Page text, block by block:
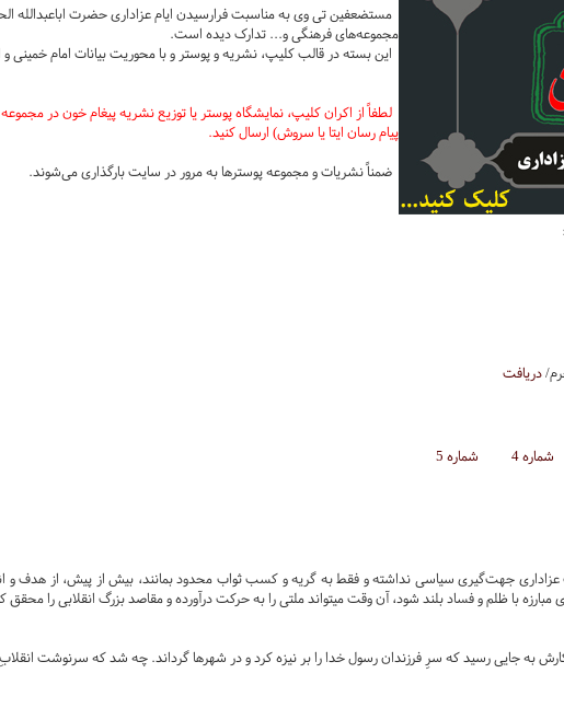
مستضعفین تی وی به مناسبت فرارسیدن ایام عزاداری حضرت اباعبدالله
مجموعه‌های فرهنگی و... تدارک دیده است.
این بسته در قالب کلیپ، نشریه و پوستر و با محوریت بیانات امام
پیام رسان ایتا یا سروش) ارسال کنید.
ضمناً نشریات و مجموعه پوسترها به مرور در سایت بارگذاری می‌شوند.
دریافت
شماره 4 شماره 5
جهت­‌گیری سیاسی نداشته و فقط به گریه و کسب ثواب محدود بمانند، بیش از پیش، از هدف و
با ظلم و فساد بلند شود، آن وقت می­تواند ملتی را به حرکت درآورده و مقاصد بزرگ انقلابی را محقق
به جایی رسید که سرِ فرزندان رسول خدا را بر نیزه کرد و در شهرها گرداند. چه شد که سرنوشت